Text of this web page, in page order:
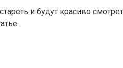
и будут красиво